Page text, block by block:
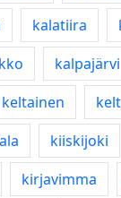
kalatiira
kalpajärvi
keltainen
kiiskijoki
kirjavimma